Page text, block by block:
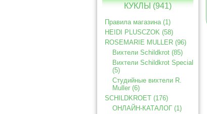
КУКЛЫ (941)
Правила магазина (1)
HEIDI PLUSCZOK (58)
ROSEMARIE MULLER (96)
Вихтели Schildkrot (85)
Вихтели Schildkrot Special
(5)
Студийные вихтели R.
Muller (6)
SCHILDKROET (176)
ОНЛАЙН-КАТАЛОГ (1)